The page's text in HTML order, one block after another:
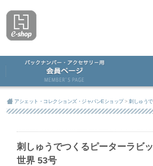
アシェット・コレクションズ・ジャパンEショップ>刺しゅう
刺しゅうでつくるピーターラビ
世界 53号